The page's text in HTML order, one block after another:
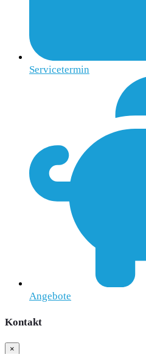
Servicetermin
Angebote
Kontakt
×